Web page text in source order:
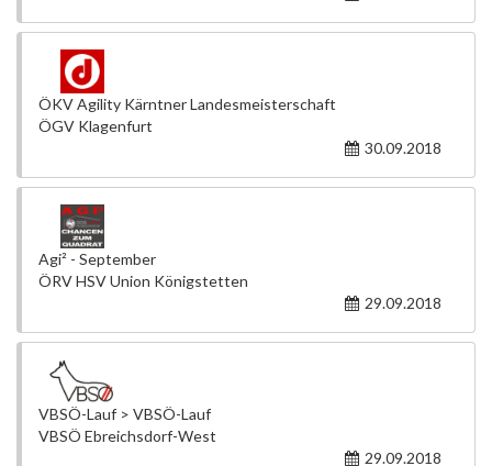
ÖKV Agility Kärntner Landesmeisterschaft
ÖGV Klagenfurt
30.09.2018
Agi² - September
ÖRV HSV Union Königstetten
29.09.2018
VBSÖ-Lauf > VBSÖ-Lauf
VBSÖ Ebreichsdorf-West
29.09.2018